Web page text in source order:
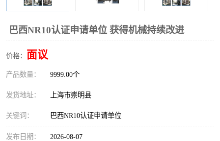
巴西NR10认证申请单位 获得机械持续改进
价格： 面议
产品数量： 9999.00个
发货地址： 上海市崇明县
关键词： 巴西NR10认证申请单位
发布日期： 2026-08-07